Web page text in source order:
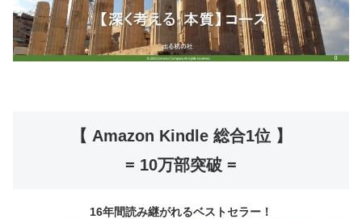
【 Amazon Kindle 総合1位 】
= 10万部突破 =
16年間読み継がれるベストセラー！